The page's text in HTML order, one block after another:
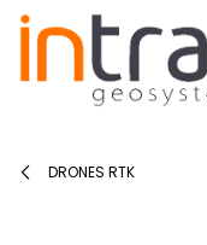
DRONES RTK